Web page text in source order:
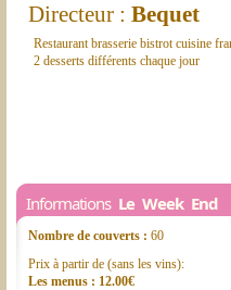
Directeur : Bequet
Restaurant brasserie bistrot cuisine
2 desserts différents chaque jour
Informations Le Week End
Nombre de couverts : 60
Prix à partir de (sans les vins):
Les menus : 12.00€